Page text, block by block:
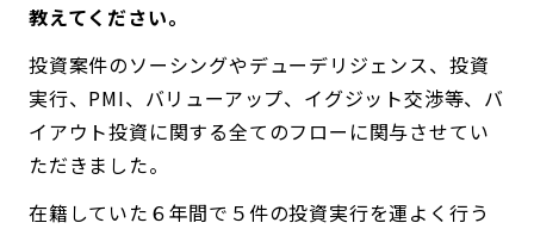
教えてください。
投資案件のソーシングやデューデリジェンス、投資
実行、PMI、バリューアップ、イグジット交渉等、バ
イアウト投資に関する全てのフローに関与させてい
ただきました。
在籍していた６年間で５件の投資実行を運よく行う